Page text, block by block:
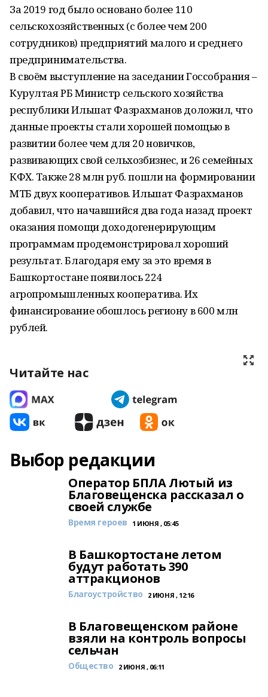
За 2019 год было основано более 110
сельскохозяйственных (с более чем 200
сотрудников) предприятий малого и среднего
предпринимательства.
В своём выступление на заседании Госсобрания –
Курултая РБ Министр сельского хозяйства
республики Ильшат Фазрахманов доложил, что
данные проекты стали хорошей помощью в
развитии более чем для 20 новичков,
развивающих свой сельхозбизнес, и 26 семейных
КФХ. Также 28 млн руб. пошли на формировании
МТБ двух кооперативов. Ильшат Фазрахманов
добавил, что начавшийся два года назад проект
оказания помощи доходогенерирующим
программам продемонстрировал хороший
результат. Благодаря ему за это время в
Башкортостане появилось 224
агропромышленных кооператива. Их
финансирование обошлось региону в 600 млн
рублей.
Читайте нас
Выбор редакции
Оператор БПЛА Лютый из
Благовещенска рассказал о
своей службе
Время героев 1 ИЮНЯ , 05:45
В Башкортостане летом
будут работать 390
аттракционов
Благоустройство 2 ИЮНЯ , 12:16
В Благовещенском районе
взяли на контроль вопросы
сельчан
Общество 2 ИЮНЯ , 06:11